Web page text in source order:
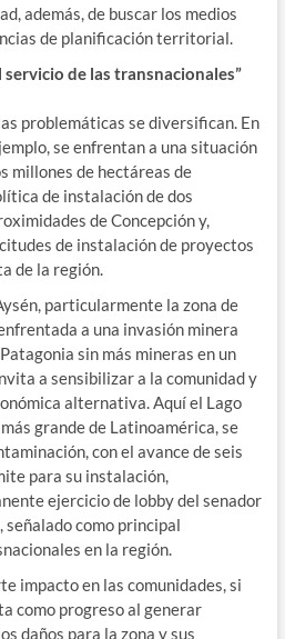
además, de buscar los medios
de planificación territorial.
de las transnacionales”
problemáticas se diversifican. En
se enfrentan a una situación
millones de hectáreas de
de instalación de dos
de Concepción y,
de instalación de proyectos
de la región.
particularmente la zona de
a una invasión minera
sin más mineras en un
a sensibilizar a la comunidad y
alternativa. Aquí el Lago
grande de Latinoamérica, se
con el avance de seis
para su instalación,
ejercicio de lobby del senador
señalado como principal
en la región.
impacto en las comunidades, si
como progreso al generar
daños para la zona y sus